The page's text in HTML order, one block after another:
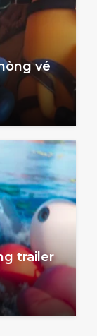
vé
trailer